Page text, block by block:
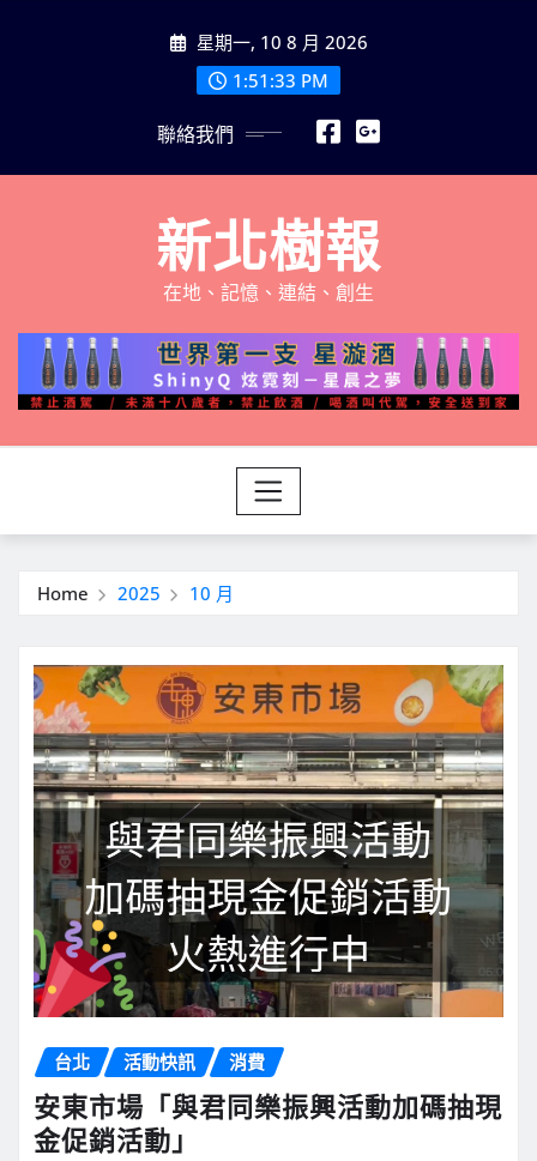
星期一, 10 8 月 2026
1:51:35 PM
聯絡我們
新北樹報
在地、記憶、連結、創生
Home 2025 10 月
台北 活動快訊 消費
安東市場「與君同樂振興活動加碼抽現
金促銷活動」